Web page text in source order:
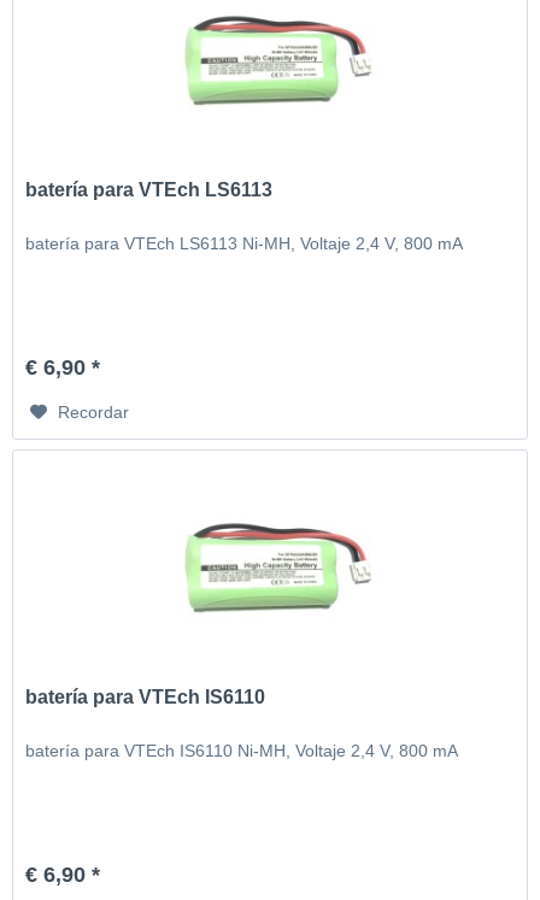
batería para VTEch LS6113
batería para VTEch LS6113 Ni-MH, Voltaje 2,4 V, 800 mA
€ 6,90 *
Recordar
batería para VTEch IS6110
batería para VTEch IS6110 Ni-MH, Voltaje 2,4 V, 800 mA
€ 6,90 *